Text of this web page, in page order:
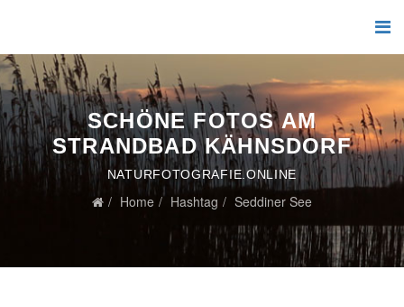
SCHÖNE FOTOS AM
STRANDBAD KÄHNSDORF
NATURFOTOGRAFIE.ONLINE
Home Hashtag Seddiner See